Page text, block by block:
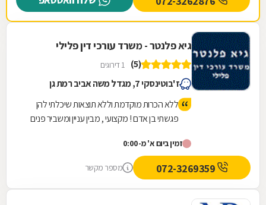
מלבד המקצועיות, שלומי הוא קודם כל בנאדם.
תודה רבה לך איש יקר 🙏🏼
גיא פלנטר - משרד עורכי דין פלילי
(5) 1 דירוגים
ז'בוטינסקי 7, מגדל משה אביב רמת גן
ללא הכרות מוקדמת וללא תוצאות שיכלתי להן
פגשתי בן אדם ! מקצועי , מבין עניין ומשביר פנים
אבל הסיכוי היה .לא נורא לאלה שצריכים עזרה
ממליץ !!!!
זמין ביום א' מ-0:00
מספר מקשר